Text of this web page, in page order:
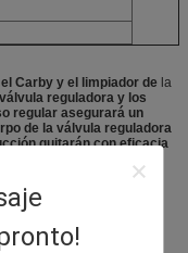
Carby y el limpiador de la
válvula reguladora y los
regular asegurará un
de la válvula reguladora
quitarán con eficacia
del barniz, de la
cada vez mayor,